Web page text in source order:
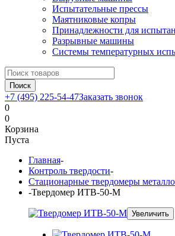
Испытательные прессы
Маятниковые копры
Принадлежности для
Разрывные машины
Системы температурных
Поиск
+7 (495) 225-54-47Заказать звонок
0
0
Корзина
Пуста
Главная-
Контроль твердости-
Стационарные твердомеры
-Твердомер ИТВ-50-М
Увеличить